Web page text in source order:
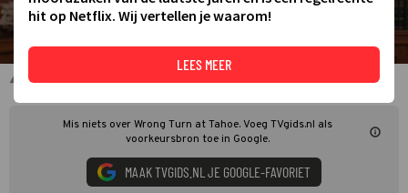
Cuba Gooding Jr. in Wrong Turn at Tahoe
Mis niets over Wrong Turn at Tahoe. Voeg TVgids.nl als
voorkeursbron toe in Google.
MAAK TVGIDS.NL JE GOOGLE-FAVORIET
hit op Netflix. Wij vertellen je waarom!
LEES MEER